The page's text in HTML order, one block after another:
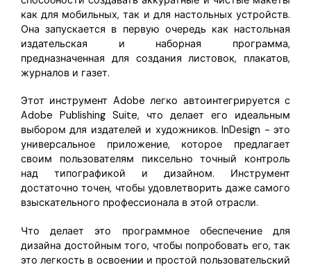
как для мобильных, так и для настольных устройств.
Она запускается в первую очередь как настольная
издательская и наборная программа,
предназначенная для создания листовок, плакатов,
журналов и газет.
Этот инструмент Adobe легко автоинтегрируется с
Adobe Publishing Suite, что делает его идеальным
выбором для издателей и художников. InDesign - это
универсальное приложение, которое предлагает
своим пользователям пиксельно точный контроль
над типографикой и дизайном. Инструмент
достаточно точен, чтобы удовлетворить даже самого
взыскательного профессионала в этой отрасли.
Что делает это программное обеспечение для
дизайна достойным того, чтобы попробовать его, так
это легкость в освоении и простой пользовательский